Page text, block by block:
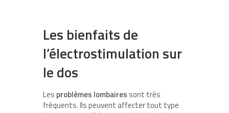
Les bienfaits de
l’électrostimulation sur
le dos
Les problèmes lombaires sont très
fréquents. Ils peuvent affecter tout type